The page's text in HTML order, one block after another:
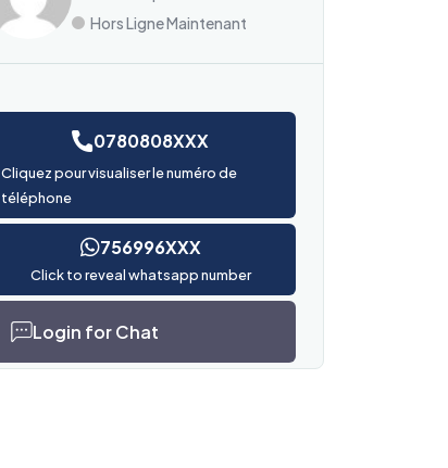
Hors Ligne Maintenant
0780808XXX
Cliquez pour visualiser le numéro de
téléphone
756996XXX
Click to reveal whatsapp number
Login for Chat